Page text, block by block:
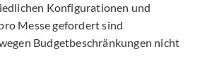
Konfigurationen und
Messe gefordert sind
Budgetbeschränkungen nicht